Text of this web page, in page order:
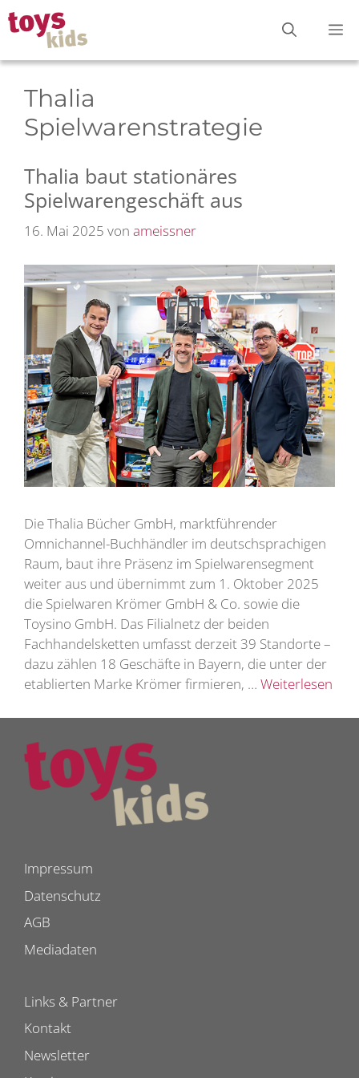
Zum
Inhalt
springen
Thalia
Spielwarenstrategie
Thalia baut stationäres
Spielwarengeschäft aus
16. Mai 2025 von ameissner
Die Thalia Bücher GmbH, marktführender
Omnichannel-Buchhändler im deutschsprachigen
Raum, baut ihre Präsenz im Spielwarensegment
weiter aus und übernimmt zum 1. Oktober 2025
die Spielwaren Krömer GmbH & Co. sowie die
Toysino GmbH. Das Filialnetz der beiden
Fachhandelsketten umfasst derzeit 39 Standorte –
dazu zählen 18 Geschäfte in Bayern, die unter der
etablierten Marke Krömer firmieren, … Weiterlesen
Impressum
Datenschutz
AGB
Mediadaten
Links & Partner
Kontakt
Newsletter